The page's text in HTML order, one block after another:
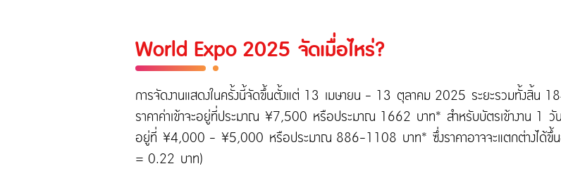
World Expo 2025 จัดเมื่อไหร่?
การจัดงานแสดงในครั้งนี้จัดขึ้นตั้งแต่ 13 เมษายน - 13 ตุลาคม 2025 ระยะรวมทั้งสิ้น
ราคาค่าเข้าจะอยู่ที่ประมาณ ¥7,500 หรือประมาณ 1662 บาท* สำหรับบัตรเข้างาน 1 วัน
อยู่ที่ ¥4,000 - ¥5,000 หรือประมาณ 886-1108 บาท* ซึ่งราคาอาจจะแตกต่างได้ขึ้นอยู่
= 0.22 บาท)